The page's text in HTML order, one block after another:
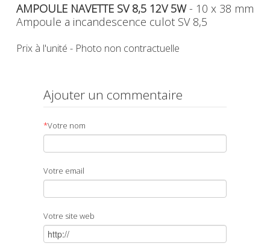
AMPOULE NAVETTE SV 8,5 12V 5W- 10 x 38 mm
Ampoule a incandescence culot SV 8,5
Prix à l'unité - Photo non contractuelle
Ajouter un commentaire
*Votre nom
Votre email
Votre site web